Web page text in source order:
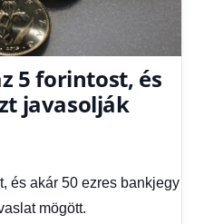
5 forintost, és
javasolják
Hírek
Hírek
és akár 50 ezres bankjegy
mögött.